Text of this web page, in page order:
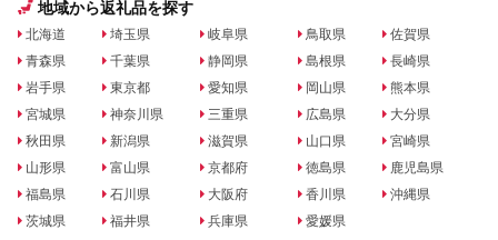
地域から返礼品を探す
北海道
青森県
岩手県
宮城県
秋田県
山形県
福島県
茨城県
埼玉県
千葉県
東京都
神奈川県
新潟県
富山県
石川県
福井県
岐阜県
静岡県
愛知県
三重県
滋賀県
京都府
大阪府
兵庫県
鳥取県
島根県
岡山県
広島県
山口県
徳島県
香川県
愛媛県
佐賀県
長崎県
熊本県
大分県
宮崎県
鹿児島県
沖縄県